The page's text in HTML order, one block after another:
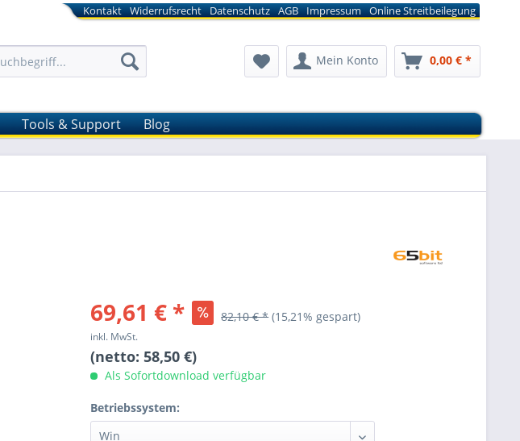
Kontakt Widerrufsrecht Datenschutz AGB Impressum Online Streitbeilegung
Mein Konto 0,00 € *
Tools & Support Blog
69,61 € * 82,10 € * (15,21% gespart)
inkl. MwSt.
(netto: 58,50 €)
Als Sofortdownload verfügbar
Betriebssystem: